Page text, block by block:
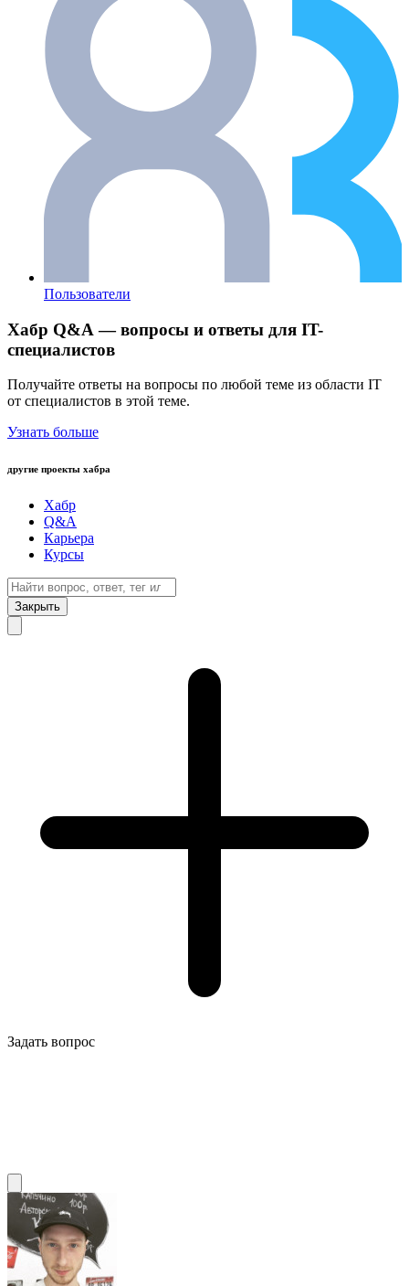
Пользователи
Хабр Q&A — вопросы и ответы для IT-
специалистов
Получайте ответы на вопросы по любой теме из области IT
от специалистов в этой теме.
Узнать больше
другие проекты хабра
Хабр
Q&A
Карьера
Курсы
Закрыть
Задать вопрос